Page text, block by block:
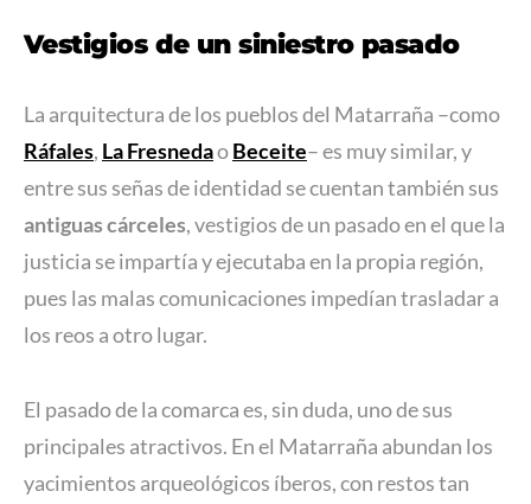
Vestigios de un siniestro pasado
La arquitectura de los pueblos del Matarraña –como
Ráfales, La FresnedaoBeceite– es muy similar, y
entre sus señas de identidad se cuentan también sus
antiguas cárceles, vestigios de un pasado en el que la
justicia se impartía y ejecutaba en la propia región,
pues las malas comunicaciones impedían trasladar a
los reos a otro lugar.
El pasado de la comarca es, sin duda, uno de sus
principales atractivos. En el Matarraña abundan los
yacimientos arqueológicos íberos, con restos tan